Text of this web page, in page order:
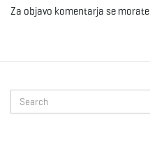
Za objavo komentarja se morate
e